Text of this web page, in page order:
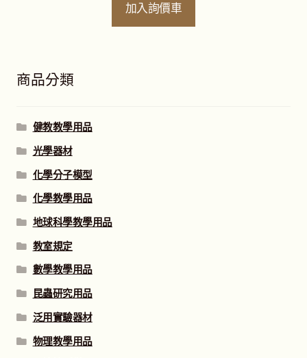
加入詢價車
商品分類
健教教學用品
光學器材
化學分子模型
化學教學用品
地球科學教學用品
教室規定
數學教學用品
昆蟲研究用品
泛用實驗器材
物理教學用品